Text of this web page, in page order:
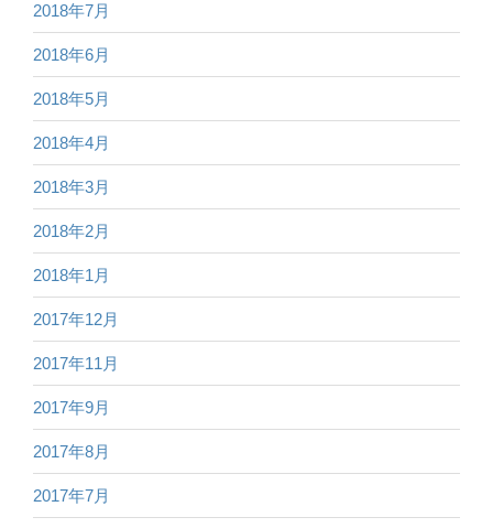
2018年7月
2018年6月
2018年5月
2018年4月
2018年3月
2018年2月
2018年1月
2017年12月
2017年11月
2017年9月
2017年8月
2017年7月